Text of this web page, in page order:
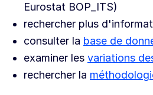
Eurostat BOP_ITS)
rechercher plus
consulter la base de
examiner les variations
rechercher la